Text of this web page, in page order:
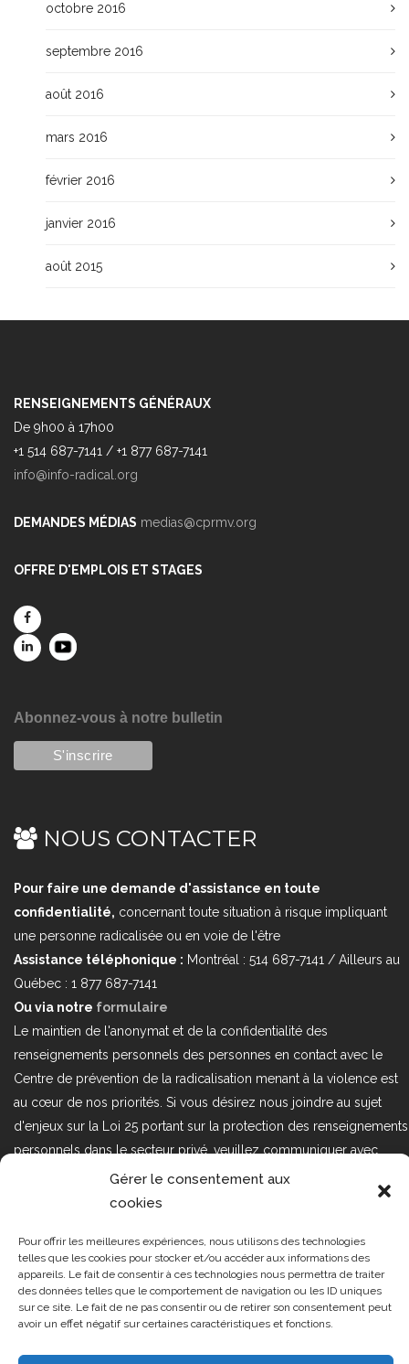
Gérer le consentement aux
cookies
Pour offrir les meilleures expériences, nous utilisons des technologies
telles que les cookies pour stocker et/ou accéder aux informations des
appareils. Le fait de consentir à ces technologies nous permettra de traiter
des données telles que le comportement de navigation ou les ID uniques
sur ce site. Le fait de ne pas consentir ou de retirer son consentement peut
avoir un effet négatif sur certaines caractéristiques et fonctions.
octobre 2016
septembre 2016
août 2016
mars 2016
février 2016
janvier 2016
août 2015
RENSEIGNEMENTS GÉNÉRAUX
De 9h00 à 17h00
+1 514 687-7141 / +1 877 687-7141
info@info-radical.org
DEMANDES MÉDIAS medias@cprmv.org
OFFRE D'EMPLOIS ET STAGES
Abonnez-vous à notre bulletin
NOUS CONTACTER
Pour faire une demande d'assistance en toute
confidentialité, concernant toute situation à risque impliquant
une personne radicalisée ou en voie de l'être
Assistance téléphonique : Montréal : 514 687-7141 / Ailleurs au
Québec : 1 877 687-7141
Ou via notre formulaire
Le maintien de l'anonymat et de la confidentialité des
renseignements personnels des personnes en contact avec le
Centre de prévention de la radicalisation menant à la violence est
au cœur de nos priorités. Si vous désirez nous joindre au sujet
d'enjeux sur la Loi 25 portant sur la protection des renseignements
personnels dans le secteur privé, veuillez communiquer avec
nous à l'adresse courriel suivant : loi25@cprmv.org Pour en savoir
plus, consultez notrepolitique de confidentialité.
Tous droits réservés @2019
| Centre de prévention de la
radicalisation menant à la violence
(CPRMV)